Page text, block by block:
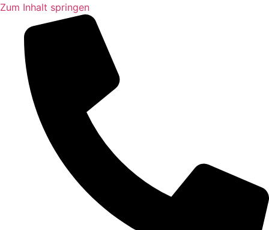
Zum Inhalt springen